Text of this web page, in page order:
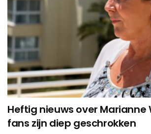
Heftig nieuws over Marianne
fans zijn diep geschrokken